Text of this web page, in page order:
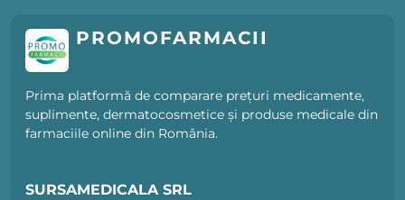
PROMOFARMACII
Prima platformă de comparare prețuri medicamente,
suplimente, dermatocosmetice și produse medicale din
farmaciile online din România.
SURSAMEDICALA SRL